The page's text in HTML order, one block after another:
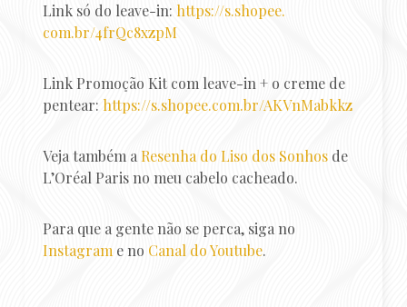
Link só do leave-in: https://s.shopee.
com.br/4frQc8xzpM
Link Promoção Kit com leave-in + o creme de
pentear: https://s.shopee.com.br/AKVnMabkkz
Veja também aResenha do Liso dos Sonhos de
L’Oréal Paris no meu cabelo cacheado.
Para que a gente não se perca, siga no
Instagram e no Canal do Youtube.